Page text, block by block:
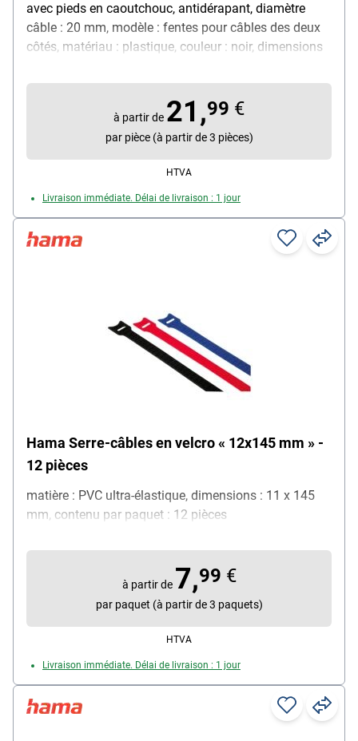
avec pieds en caoutchouc, antidérapant, diamètre
câble : 20 mm, modèle : fentes pour câbles des deux
côtés, matériau : plastique, couleur : noir, dimensions
à partir de 21,99 €
par pièce (à partir de 3 pièces)
HTVA
Livraison immédiate. Délai de livraison : 1 jour
Hama Serre-câbles en velcro « 12x145 mm » -
12 pièces
matière : PVC ultra-élastique, dimensions : 11 x 145
mm, contenu par paquet : 12 pièces
à partir de 7,99 €
par paquet (à partir de 3 paquets)
HTVA
Livraison immédiate. Délai de livraison : 1 jour